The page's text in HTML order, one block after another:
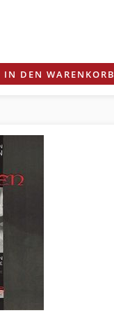
IN DEN WARENKORB